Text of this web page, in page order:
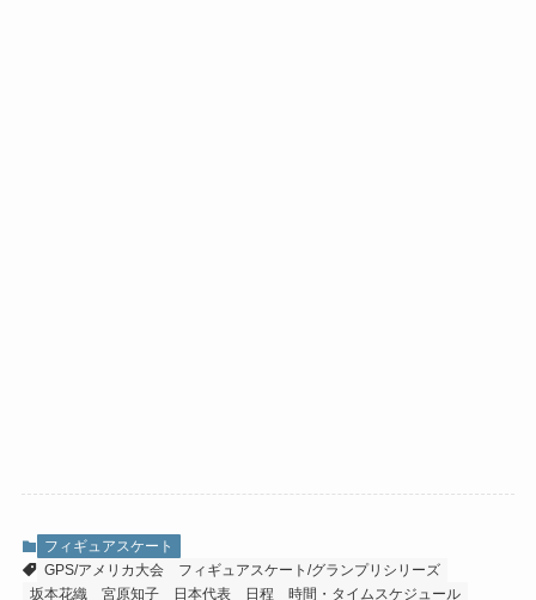
フィギュアスケート
GPS/アメリカ大会
フィギュアスケート/グランプリシリーズ
坂本花織
宮原知子 日本代表 日程
時間・タイムスケジュール